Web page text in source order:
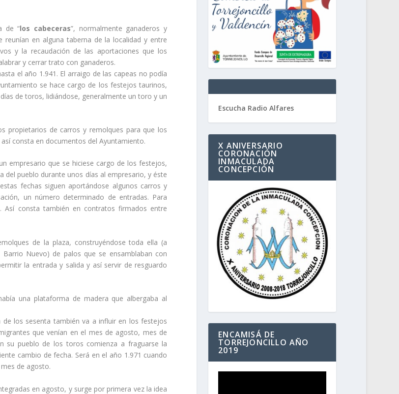
de “los cabeceras”, normalmente ganaderos y
en alguna taberna de la localidad y entre
y la recaudación de las aportaciones que los
y cerrar trato con ganaderos.
el año 1.941. El arraigo de las capeas no podía
se hace cargo de los festejos taurinos,
de toros, lidiándose, generalmente un toro y un
propietarios de carros y remolques para que los
consta en documentos del Ayuntamiento.
empresario que se hiciese cargo de los festejos,
del pueblo durante unos días al empresario, y éste
fechas siguen aportándose algunos carros y
un número determinado de entradas. Para
Así consta también en contratos firmados entre
de la plaza, construyéndose toda ella (a
Nuevo) de palos que se ensamblaban con
la entrada y salida y así servir de resguardo
una plataforma de madera que albergaba al
los sesenta también va a influir en los festejos
que venían en el mes de agosto, mes de
su pueblo de los toros comienza a fraguarse la
cambio de fecha. Será en el año 1.971 cuando
de agosto.
en agosto, y surge por primera vez la idea
Escucha Radio Alfares
X ANIVERSARIO
CORONACIÓN
INMACULADA
CONCEPCIÓN
ENCAMISÁ DE
TORREJONCILLO AÑO
2019